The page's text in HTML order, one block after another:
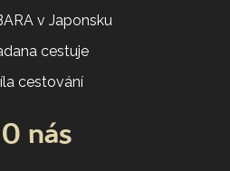
v Japonsku
cestuje
cestování
O nás